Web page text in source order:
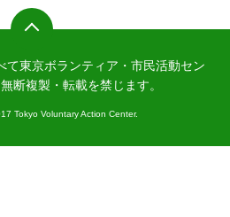
て東京ボランティア・市民活動セン
無断複製・転載を禁じます。
Tokyo Voluntary Action Center.